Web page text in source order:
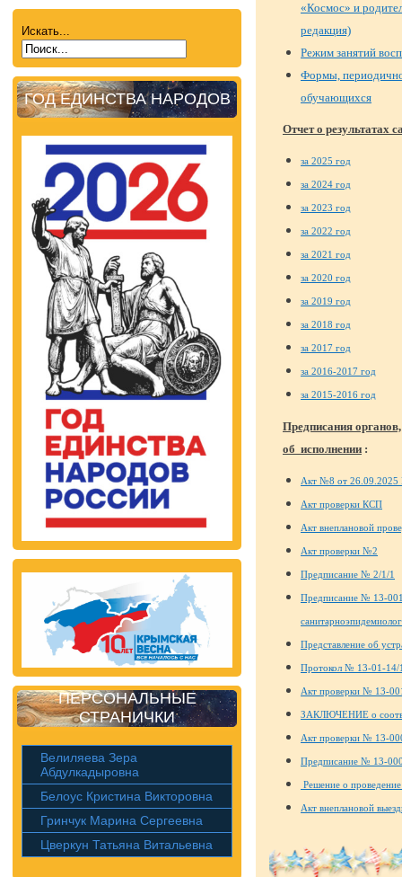
Искать...
ГОД ЕДИНСТВА НАРОДОВ
ПЕРСОНАЛЬНЫЕ
СТРАНИЧКИ
Велиляева Зера
Абдулкадыровна
Белоус Кристина Викторовна
Гринчук Марина Сергеевна
Цверкун Татьяна Витальевна
«Космос» и
редакция)
Режим занятий
Формы,
обучающихся
Отчет о
за 2025 год
за 2024 год
за 2023 год
за 2022 год
за 2021 год
за 2020 год
за 2019 год
за 2018 год
за 2017 год
за 2016-2017 год
за 2015-2016 год
Предписания
об исполнении :
Акт №8 от
Акт проверки КСП
Акт внеплановой
Акт проверки №2
Предписание № 2/1/1
Предписание № 13-
Представление об
Протокол № 13-01-14/
Акт проверки № 13-
ЗАКЛЮЧЕНИЕ о
Акт проверки № 13-
Предписание № 13-
Решение о
Акт внеплановой